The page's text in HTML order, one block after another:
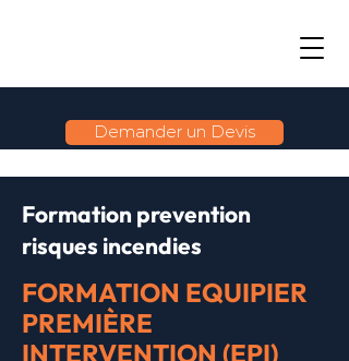
Demander un Devis
Formation prevention
risques incendies
FORMATION EQUIPIER
PREMIÈRE
INTERVENTION (EPI)